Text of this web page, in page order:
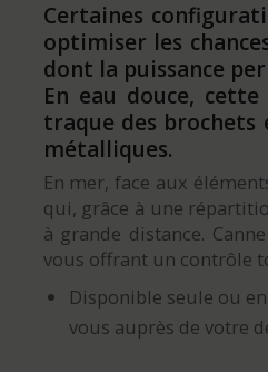
Certaines
optimiser les
dont la puissance
En eau douce,
traque des brochets
métalliques.
En mer, face aux
qui, grâce à une
à grande distance.
vous offrant un contrôle
Disponible seule ou
vous auprès de votre